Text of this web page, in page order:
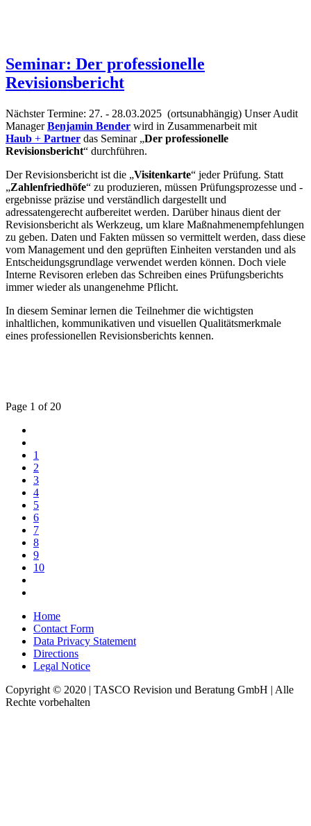
Seminar: Der professionelle
Revisionsbericht
Nächster Termine: 27. - 28.03.2025 (ortsunabhängig) Unser Audit
ManagerBenjamin Bender wird in Zusammenarbeit mit
Haub + Partner das Seminar „Der professionelle
Revisionsbericht“ durchführen.
Der Revisionsbericht ist die „Visitenkarte“ jeder Prüfung. Statt
„Zahlenfriedhöfe“ zu produzieren, müssen Prüfungsprozesse und -
ergebnisse präzise und verständlich dargestellt und
adressatengerecht aufbereitet werden. Darüber hinaus dient der
Revisionsbericht als Werkzeug, um klare Maßnahmenempfehlungen
zu geben. Daten und Fakten müssen so vermittelt werden, dass diese
vom Management und den geprüften Einheiten verstanden und als
Entscheidungsgrundlage verwendet werden können. Doch viele
Interne Revisoren erleben das Schreiben eines Prüfungsberichts
immer wieder als unangenehme Pflicht.
In diesem Seminar lernen die Teilnehmer die wichtigsten
inhaltlichen, kommunikativen und visuellen Qualitätsmerkmale
eines professionellen Revisionsberichts kennen.
Page 1 of 20
1
2
3
4
5
6
7
8
9
10
Home
Contact Form
Data Privacy Statement
Directions
Legal Notice
Copyright © 2020 | TASCO Revision und Beratung GmbH | Alle
Rechte vorbehalten